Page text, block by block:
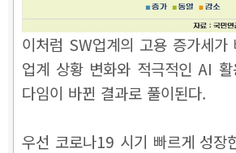
이처럼 SW업계의 고용 증가세가
업계 상황 변화와 적극적인 AI
다임이 바뀐 결과로 풀이된다.
우선 코로나19 시기 빠르게 성장